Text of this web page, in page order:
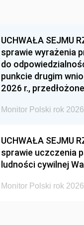
UCHWAŁA SEJMU
sprawie wyrażenia
do
punkcie drugim
2026 r.,
Monitor Polski rok
UCHWAŁA SEJMU
sprawie uczczenia
ludności cywilnej
Monitor Polski rok